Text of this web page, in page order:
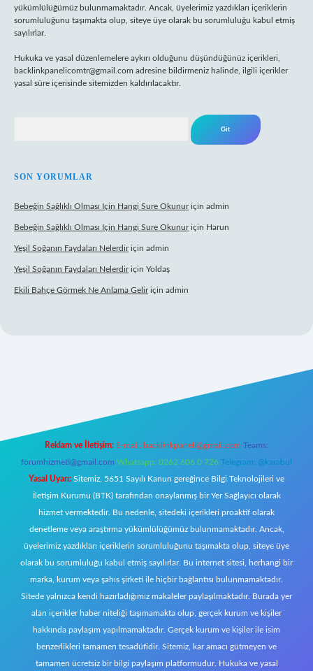
yükümlülüğümüz bulunmamaktadır. Ancak, üyelerimiz yazdıkları içeriklerin
sorumluluğunu taşımakta olup, siteye üye olarak bu sorumluluğu kabul etmiş
sayılırlar.
Hukuka ve yasal düzenlemelere aykırı olduğunu düşündüğünüz içerikleri,
backlinkpanelicomtr@gmail.com adresine bildirmeniz halinde, ilgili içerikler
yasal süre içerisinde sitemizden kaldırılacaktır.
SON YORUMLAR
Bebeğin Sağlıklı Olması Için Hangi Sure Okunuriçin admin
Bebeğin Sağlıklı Olması Için Hangi Sure Okunuriçin Harun
Yeşil Soğanın Faydaları Nelerdiriçin admin
Yeşil Soğanın Faydaları Nelerdiriçin Yoldaş
Ekili Bahçe Görmek Ne Anlama Geliriçin admin
Reklam ve İletişim: E-mail: backlinkpaneli@gmail.com Teams:
forumhizmeti@gmail.com Whatsapp: 0262 606 0 726 Telegram: @karabul
Yasal Uyarı: Sitemiz, 5651 Sayılı Kanun gereğince Bilgi Teknolojileri ve
İletişim Kurumu (BTK) tarafından onaylanmış bir Yer Sağlayıcı olarak
hizmet vermektedir. Bu nedenle, sitedeki içerikleri proaktif olarak
denetleme veya araştırma yükümlülüğümüz bulunmamaktadır. Ancak,
üyelerimiz yazdıkları içeriklerin sorumluluğunu taşımakta olup, siteye üye
olarak bu sorumluluğu kabul etmiş sayılırlar. Bu internet sitesi, herhangi bir
marka, kurum veya şahıs şirketi ile hiçbir bağlantısı bulunmamaktadır.
Sitede yalnızca kendi hazırladığımız makaleler paylaşılmaktadır. Burada yer
alan içerikler haber niteliği taşımamakta olup, gerçek kurum ve kişiler
hakkında paylaşım yapılmamaktadır. Gerçek kurum ve kişiler ile isim
benzerlikleri tamamen tesadüfidir. Sitemiz, kar amacı gütmeyen ve
tamamen ücretsiz bir bilgi paylaşım platformudur. Hukuka ve yasal